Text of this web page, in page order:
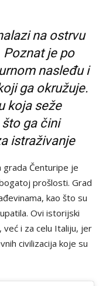
na ostrvu
Poznat je po
nasleđu i
ga okružuje.
koja seže
ga čini
istraživanje
grada Čenturipe je
prošlosti. Grad
kao što su
Ovi istorijski
već i za celu Italiju, jer
civilizacija koje su